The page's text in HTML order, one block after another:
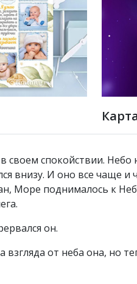
спокойствии. Небо
внизу. И оно все чаще
Море поднималось к
он.
от неба она, но